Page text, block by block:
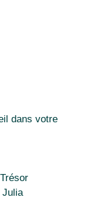
dans votre
Julia